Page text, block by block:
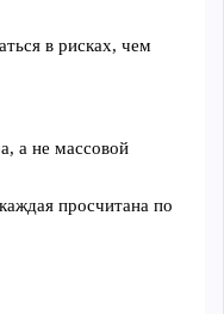
в рисках, чем
а не массовой
просчитана по